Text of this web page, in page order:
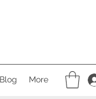
Blog More